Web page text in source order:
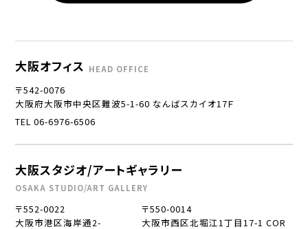
大阪オフィス HEAD OFFICE
〒542-0076
大阪府大阪市中央区難波5-1-60 なんばスカイオ17Ｆ
TEL 06-6976-6506
大阪スタジオ/アートギャラリー
OSAKA STUDIO/ART GALLERY
〒552-0022
大阪市港区海岸通2-
〒550-0014
大阪市西区北堀江1丁目17-1 COR